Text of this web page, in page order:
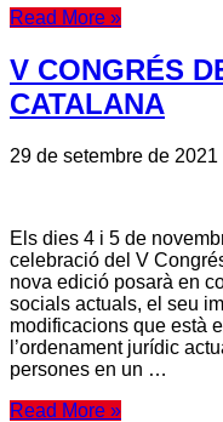
Read More »
V CONGRÉS
CATALANA
29 de setembre de 2021
Els dies 4 i 5 de
celebració del V
nova edició posarà en
socials actuals, el seu
modificacions que està
l’ordenament jurídic
persones en un …
Read More »